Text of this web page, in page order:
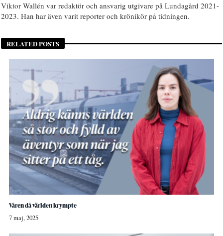
Viktor Wallén var redaktör och ansvarig utgivare på Lundagård 2021-
2023. Han har även varit reporter och krönikör på tidningen.
RELATED POSTS
Våren då världen krympte
7 maj, 2025